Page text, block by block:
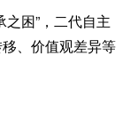
困”，二代自主
、价值观差异等